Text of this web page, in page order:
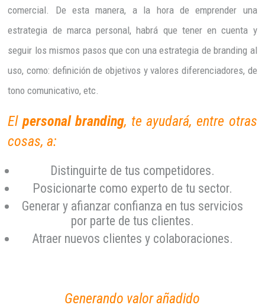
comercial. De esta manera, a la hora de emprender una
estrategia de marca personal, habrá que tener en cuenta y
seguir los mismos pasos que con una estrategia de branding al
uso, como: definición de objetivos y valores diferenciadores, de
tono comunicativo, etc.
El personal branding, te ayudará, entre otras
cosas, a:
Distinguirte de tus competidores.
Posicionarte como experto de tu sector.
Generar y afianzar confianza en tus servicios
por parte de tus clientes.
Atraer nuevos clientes y colaboraciones.
Generando valor añadido